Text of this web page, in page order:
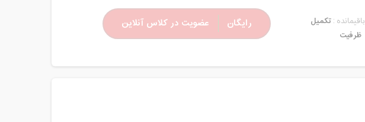
:تکمیل
ظرفیت
رایگان عضویت در کلاس آنلاین